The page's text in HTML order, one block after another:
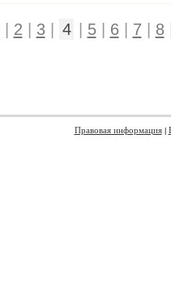
2 3| 4 5| 6| 7 8
Правовая информация|